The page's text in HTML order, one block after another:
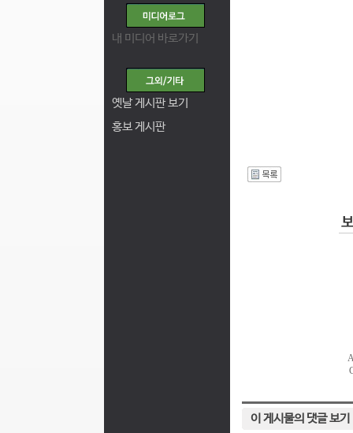
내 미디어 바로가기
옛날 게시판 보기
홍보 게시판
이 게시물의 댓글 보기